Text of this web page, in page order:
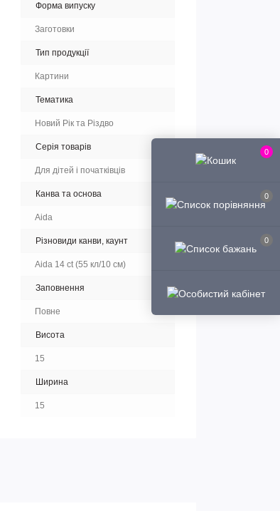
0
0
0
Форма випуску
Заготовки
Тип продукції
Картини
Тематика
Новий Рік та Різдво
Серія товарів
Для дітей і початківців
Канва та основа
Aida
Різновиди канви, каунт
Aida 14 ct (55 кл/10 см)
Заповнення
Повне
Висота
15
Ширина
15